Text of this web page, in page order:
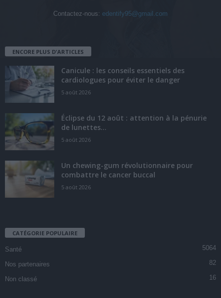
Contactez-nous: edentify95@gmail.com
ENCORE PLUS D'ARTICLES
Canicule : les conseils essentiels des
cardiologues pour éviter le danger
5 août 2026
Éclipse du 12 août : attention à la pénurie
de lunettes...
5 août 2026
Un chewing-gum révolutionnaire pour
combattre le cancer buccal
5 août 2026
CATÉGORIE POPULAIRE
Santé 5064
Nos partenaires 82
Non classé 16